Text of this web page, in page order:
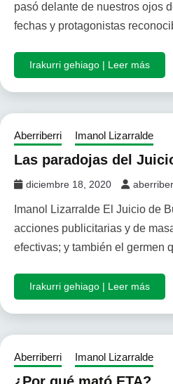
pasó delante de nuestros ojos
fechas y protagonistas
Irakurri gehiago | Leer más
Aberriberri Imanol Lizarralde
Las paradojas del
diciembre 18, 2020
Imanol Lizarralde El Juicio de
acciones publicitarias y de
efectivas; y también el germen
Irakurri gehiago | Leer más
Aberriberri Imanol Lizarralde